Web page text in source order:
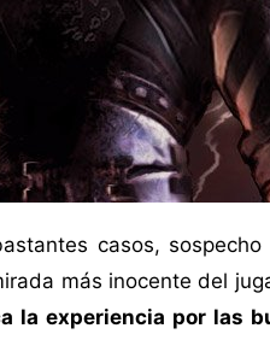
casos,
más inocente del
la experiencia por las